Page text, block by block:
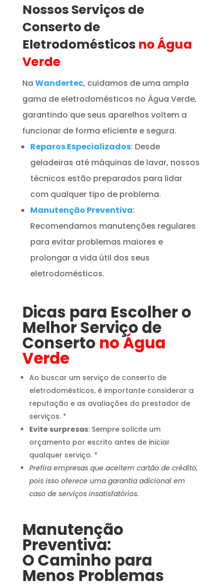
Nossos Serviços de
Conserto de
Eletrodomésticos no Água
Verde
Na Wandertec, cuidamos de uma ampla
gama de eletrodomésticos no Água Verde,
garantindo que seus aparelhos voltem a
funcionar de forma eficiente e segura.
Reparos Especializados: Desde
geladeiras até máquinas de lavar, nossos
técnicos estão preparados para lidar
com qualquer tipo de problema.
Manutenção Preventiva:
Recomendamos manutenções regulares
para evitar problemas maiores e
prolongar a vida útil dos seus
eletrodomésticos.
Dicas para Escolher o
Melhor Serviço de
Conserto no Água
Verde
Ao buscar um serviço de conserto de
eletrodomésticos, é importante considerar a
reputação e as avaliações do prestador de
serviços. *
Evite surpresas: Sempre solicite um
orçamento por escrito antes de iniciar
qualquer serviço. *
Prefira empresas que aceitem cartão de crédito,
pois isso oferece uma garantia adicional em
caso de serviços insatisfatórios.
Manutenção
Preventiva:
O Caminho para
Menos Problemas